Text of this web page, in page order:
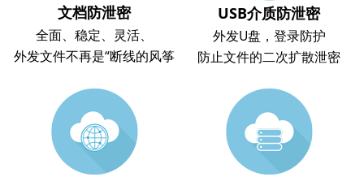
文档防泄密
全面、稳定、灵活、
外发文件不再是“断线的风筝
USB介质防泄密
外发U盘，登录防护
防止文件的二次扩散泄密